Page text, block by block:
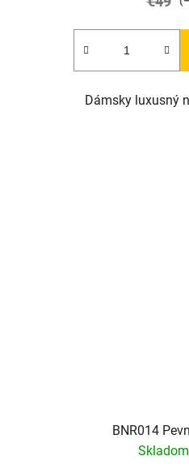
Dámsky luxusný
BNR014
Skladom